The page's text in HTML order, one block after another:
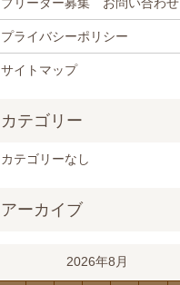
プライバシーポリシー
サイトマップ
カテゴリーなし
2026年8月